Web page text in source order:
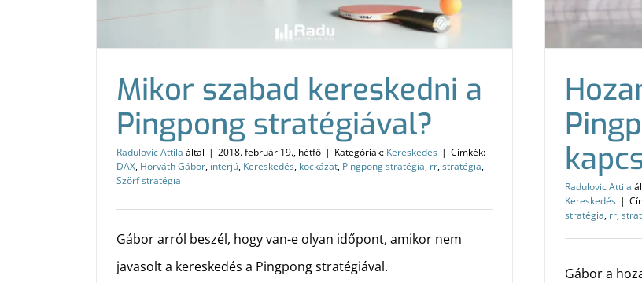
Mikor szabad kereskedni a
Pingpong stratégiával?
Radulovic Attila által | 2018. február 19., hétfő | Kategóriák: Kereskedés | Címkék:
DAX, Horváth Gábor, interjú, Kereskedés, kockázat, Pingpong stratégia, rr,stratégia,
Szörf stratégia
Gábor arról beszél, hogy van-e olyan időpont, amikor nem
javasolt a kereskedés a Pingpong stratégiával.
Radulovic Attila
Kereskedés |
stratégia, rr,
Gábor a